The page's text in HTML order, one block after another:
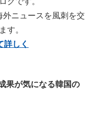
外ニュースを風刺を交
す。
詳しく
果が気になる韓国の